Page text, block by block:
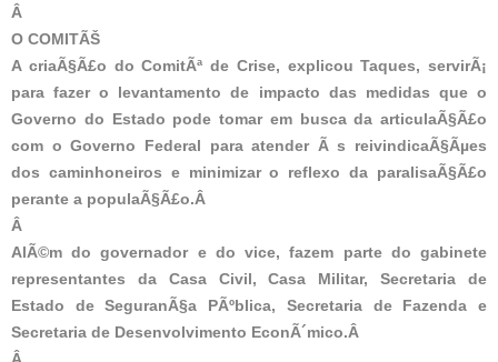
Â
O COMITÃŠ
A criaÃ§Ã£o do ComitÃª de Crise, explicou Taques, servirÃ¡
para fazer o levantamento de impacto das medidas que o
Governo do Estado pode tomar em busca da articulaÃ§Ã£o
com o Governo Federal para atender Ã s reivindicaÃ§Ãµes
dos caminhoneiros e minimizar o reflexo da paralisaÃ§Ã£o
perante a populaÃ§Ã£o.Â
Â
AlÃ©m do governador e do vice, fazem parte do gabinete
representantes da Casa Civil, Casa Militar, Secretaria de
Estado de SeguranÃ§a PÃºblica, Secretaria de Fazenda e
Secretaria de Desenvolvimento EconÃ´mico.Â
Â